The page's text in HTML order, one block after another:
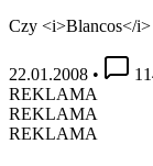
Czy <i>Blancos</i>
22.01.2008 •
REKLAMA
REKLAMA
REKLAMA